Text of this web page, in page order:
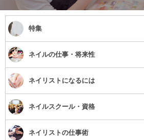
Min_Nail✧さん(@min___nail_)がシェア
特集
ネイルの仕事・将来性
ネイリストになるには
ネイルスクール・資格
ネイリストの仕事術